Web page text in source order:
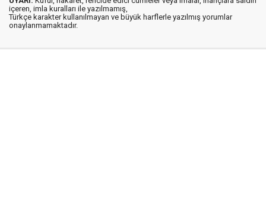
içeren, imla kuralları ile yazılmamış,
Türkçe karakter kullanılmayan ve büyük harflerle yazılmış yorumlar
onaylanmamaktadır.